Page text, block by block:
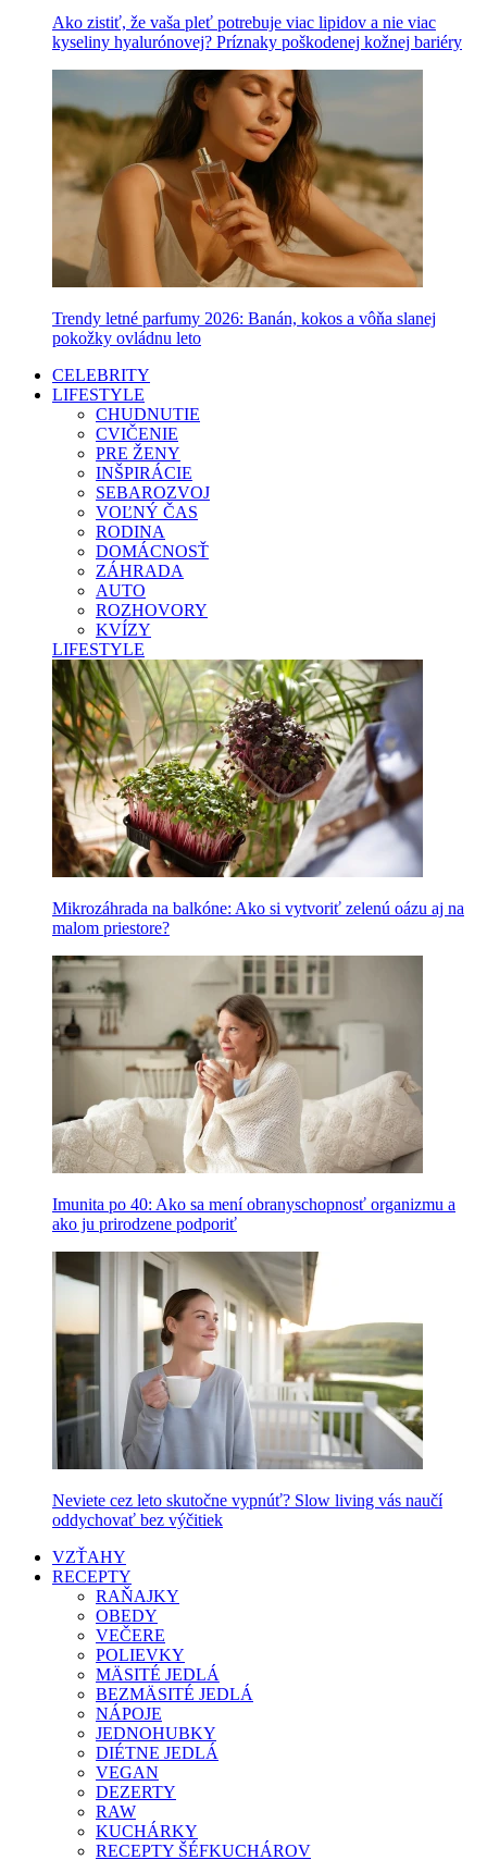
Ako zistiť, že vaša pleť potrebuje viac lipidov a nie viac
kyseliny hyalurónovej? Príznaky poškodenej kožnej bariéry
Trendy letné parfumy 2026: Banán, kokos a vôňa slanej
pokožky ovládnu leto
CELEBRITY
LIFESTYLE
CHUDNUTIE
CVIČENIE
PRE ŽENY
INŠPIRÁCIE
SEBAROZVOJ
VOĽNÝ ČAS
RODINA
DOMÁCNOSŤ
ZÁHRADA
AUTO
ROZHOVORY
KVÍZY
LIFESTYLE
Mikrozáhrada na balkóne: Ako si vytvoriť zelenú oázu aj na
malom priestore?
Imunita po 40: Ako sa mení obranyschopnosť organizmu a
ako ju prirodzene podporiť
Neviete cez leto skutočne vypnúť? Slow living vás naučí
oddychovať bez výčitiek
VZŤAHY
RECEPTY
RAŇAJKY
OBEDY
VEČERE
POLIEVKY
MÄSITÉ JEDLÁ
BEZMÄSITÉ JEDLÁ
NÁPOJE
JEDNOHUBKY
DIÉTNE JEDLÁ
VEGAN
DEZERTY
RAW
KUCHÁRKY
RECEPTY ŠÉFKUCHÁROV